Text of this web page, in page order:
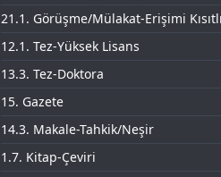
21.1. Görüşme/Mülakat-Erişimi Kısıtlı
12.1. Tez-Yüksek Lisans
13.3. Tez-Doktora
15. Gazete
14.3. Makale-Tahkik/Neşir
1.7. Kitap-Çeviri